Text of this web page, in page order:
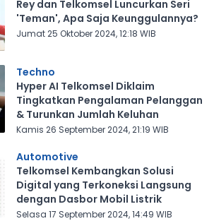
Rey dan Telkomsel Luncurkan Seri
'Teman', Apa Saja Keunggulannya?
Jumat 25 Oktober 2024, 12:18 WIB
Techno
Hyper AI Telkomsel Diklaim
Tingkatkan Pengalaman Pelanggan
& Turunkan Jumlah Keluhan
Kamis 26 September 2024, 21:19 WIB
Automotive
Telkomsel Kembangkan Solusi
Digital yang Terkoneksi Langsung
dengan Dasbor Mobil Listrik
Selasa 17 September 2024, 14:49 WIB